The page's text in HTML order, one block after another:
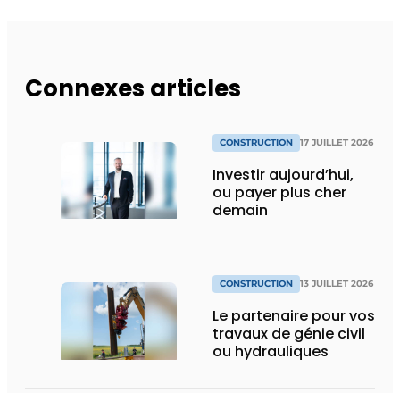
Connexes articles
CONSTRUCTION 17 JUILLET 2026
Investir aujourd’hui,
ou payer plus cher
demain
CONSTRUCTION 13 JUILLET 2026
Le partenaire pour vos
travaux de génie civil
ou hydrauliques